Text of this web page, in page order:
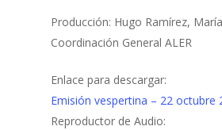
Producción: Hugo Ramírez,
Coordinación General ALER
Enlace para descargar:
Emisión vespertina – 22 octubre
Reproductor de Audio: